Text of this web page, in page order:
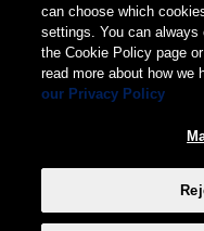
can choose which
settings. You can always
the Cookie Policy page
read more about how we
our Privacy Policy